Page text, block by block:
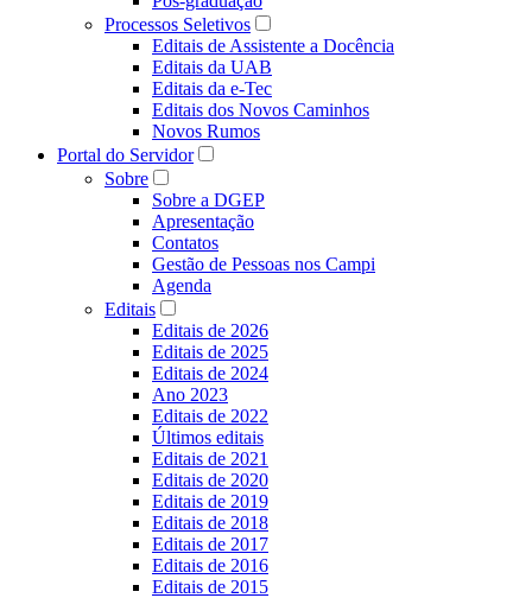
Processos Seletivos
Editais de Assistente a Docência
Editais da UAB
Editais da e-Tec
Editais dos Novos Caminhos
Novos Rumos
Portal do Servidor
Sobre
Sobre a DGEP
Apresentação
Contatos
Gestão de Pessoas nos Campi
Agenda
Editais
Editais de 2026
Editais de 2025
Editais de 2024
Ano 2023
Editais de 2022
Últimos editais
Editais de 2021
Editais de 2020
Editais de 2019
Editais de 2018
Editais de 2017
Editais de 2016
Editais de 2015